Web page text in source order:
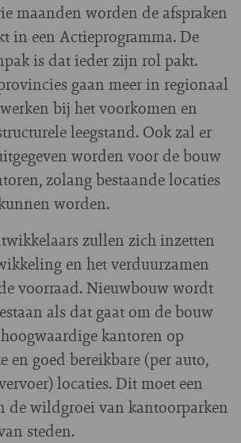
maanden worden de afspraken
in een Actieprogramma. De
is dat ieder zijn rol pakt.
gaan meer in regionaal
bij het voorkomen en
leegstand. Ook zal er
worden voor de bouw
zolang bestaande locaties
worden.
zullen zich inzetten
en het verduurzamen
voorraad. Nieuwbouw wordt
als dat gaat om de bouw
kantoren op
en goed bereikbare (per auto,
locaties. Dit moet een
de wildgroei van kantoorparken
steden.